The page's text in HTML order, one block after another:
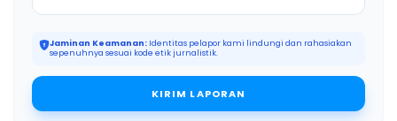
Jaminan Keamanan: Identitas pelapor kami lindungi dan rahasiakan
sepenuhnya sesuai kode etik jurnalistik.
KIRIM LAPORAN